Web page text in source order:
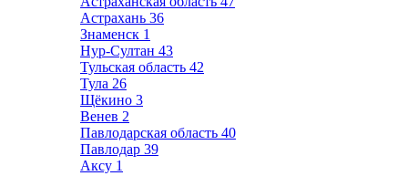
Астрахань 36
Знаменск 1
Нур-Султан 43
Тульская область 42
Тула 26
Щёкино 3
Венев 2
Павлодарская область 40
Павлодар 39
Аксу 1